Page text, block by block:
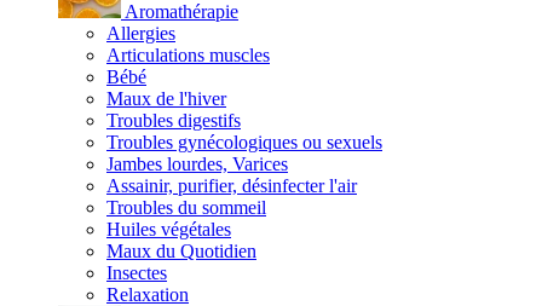
Aromathérapie
Allergies
Articulations muscles
Bébé
Maux de l'hiver
Troubles digestifs
Troubles gynécologiques ou sexuels
Jambes lourdes, Varices
Assainir, purifier, désinfecter l'air
Troubles du sommeil
Huiles végétales
Maux du Quotidien
Insectes
Relaxation